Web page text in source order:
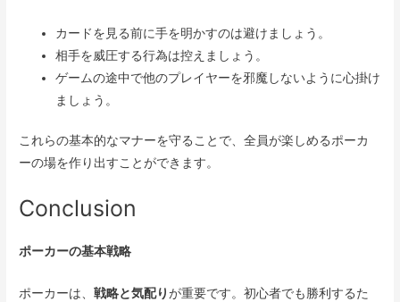
カードを見る前に手を明かすのは避けましょう。
相手を威圧する行為は控えましょう。
ゲームの途中で他のプレイヤーを邪魔しないように心掛け
ましょう。
これらの基本的なマナーを守ることで、全員が楽しめるポーカ
ーの場を作り出すことができます。
Conclusion
ポーカーの基本戦略
ポーカーは、戦略と気配りが重要です。初心者でも勝利するた